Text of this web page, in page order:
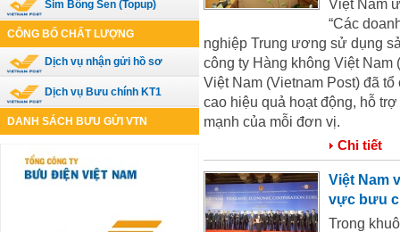
Sim Bông Sen (Topup)
CÔNG BỐ CHẤT LƯỢNG
Dịch vụ nhận gửi hồ sơ
Dịch vụ Bưu chính KT1
DANH SÁCH BƯU GỬI VTN
Việt Nam
“Các
nghiệp Trung ương sử dụng
công ty Hàng không Việt
Việt Nam (Vietnam Post) đã
cao hiệu quả hoạt động, hỗ
mạnh của mỗi đơn vị.
Chi tiết
Việt Nam
vực bưu
Trong